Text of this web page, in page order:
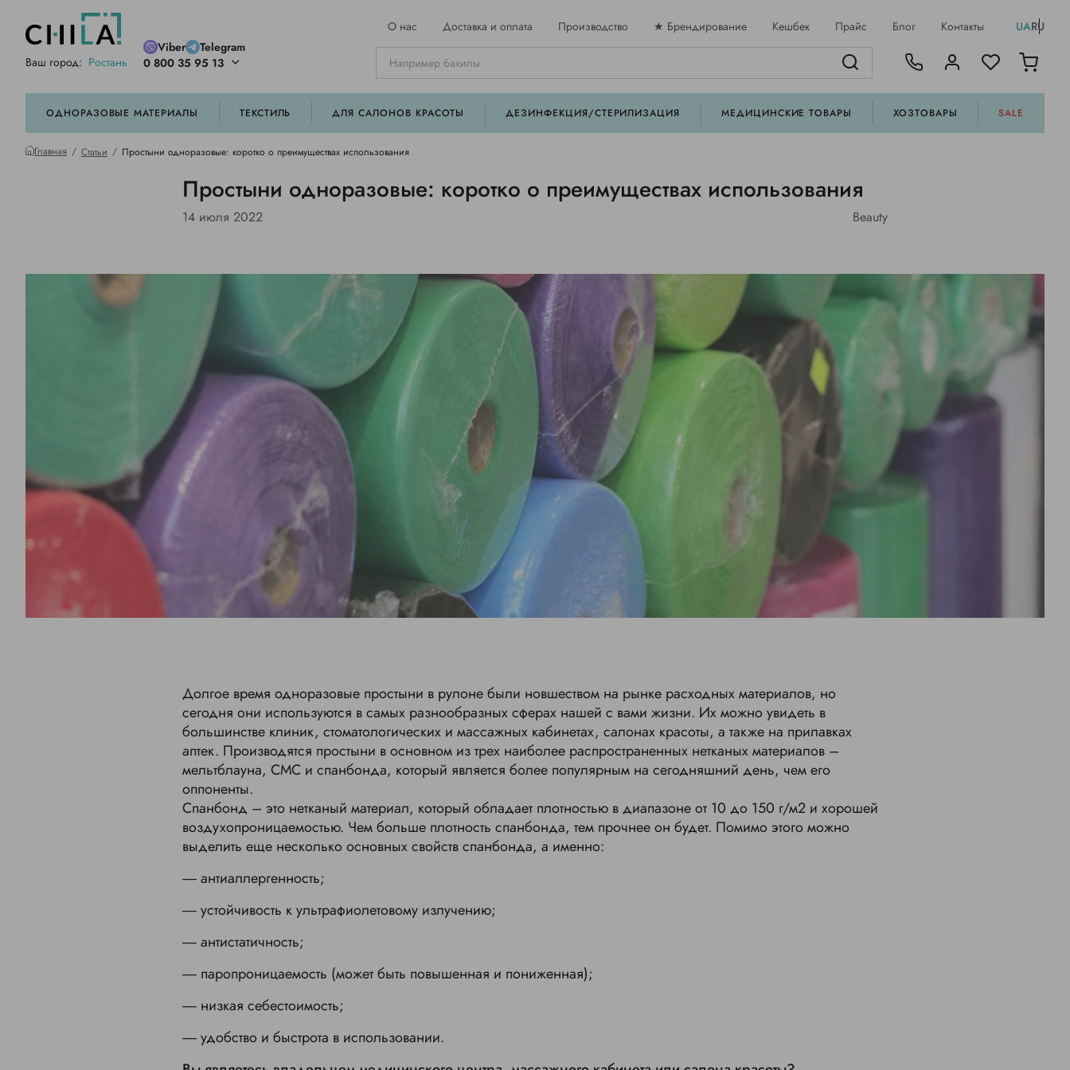
Ваш город: Ростань
Viber
Telegram
0 800 35 95 13
О нас Доставка и оплата Производство ★ Брендирование Кешбек Прайс Блог Контакты UARU
ОДНОРАЗОВЫЕ МАТЕРИАЛЫ ТЕКСТИЛЬ ДЛЯ САЛОНОВ КРАСОТЫ ДЕЗИНФЕКЦИЯ/СТЕРИЛИЗАЦИЯ МЕДИЦИНСКИЕ ТОВАРЫ ХОЗТОВАРЫ SALE
Главная Статьи Простыни одноразовые: коротко о преимуществах использования
Простыни одноразовые: коротко о преимуществах использования
14 июля 2022 Beauty
Долгое время одноразовые простыни в рулоне были новшеством на рынке расходных материалов, но
сегодня они используются в самых разнообразных сферах нашей с вами жизни. Их можно увидеть в
большинстве клиник, стоматологических и массажных кабинетах, салонах красоты, а также на прилавках
аптек. Производятся простыни в основном из трех наиболее распространенных нетканых материалов –
мельтблауна, СМС и спанбонда, который является более популярным на сегодняшний день, чем его
оппоненты.
Спанбонд – это нетканый материал, который обладает плотностью в диапазоне от 10 до 150 г/м2 и хорошей
воздухопроницаемостью. Чем больше плотность спанбонда, тем прочнее он будет. Помимо этого можно
выделить еще несколько основных свойств спанбонда, а именно: ​
― антиаллергенность;
― устойчивость к ультрафиолетовому излучению;
― антистатичность;
― паропроницаемость (может быть повышенная и пониженная);
― низкая себестоимость;
― удобство и быстрота в использовании.